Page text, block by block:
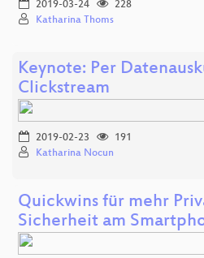
2019-03-24
228
Katharina Thoms
Keynote: Per
Clickstream
2019-02-23
191
Katharina Nocun
Quickwins für mehr
Sicherheit am